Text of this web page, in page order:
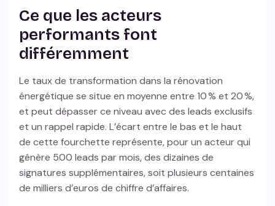
Ce que les acteurs
performants font
différemment
Le taux de transformation dans la rénovation
énergétique se situe en moyenne entre 10 % et 20 %,
et peut dépasser ce niveau avec des leads exclusifs
et un rappel rapide. L’écart entre le bas et le haut
de cette fourchette représente, pour un acteur qui
génère 500 leads par mois, des dizaines de
signatures supplémentaires, soit plusieurs centaines
de milliers d’euros de chiffre d’affaires.